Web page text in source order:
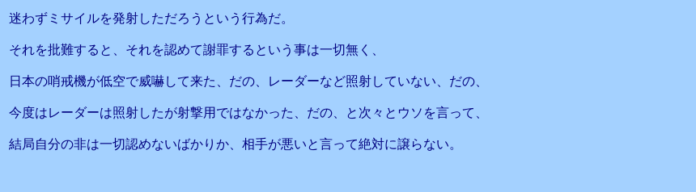
迷わずミサイルを発射しただろうという行為だ。
それを批難すると、それを認めて謝罪するという事は一切無く、
日本の哨戒機が低空で威嚇して来た、だの、レーダーなど照射していない、だの、
今度はレーダーは照射したが射撃用ではなかった、だの、と次々とウソを言って、
結局自分の非は一切認めないばかりか、相手が悪いと言って絶対に譲らない。